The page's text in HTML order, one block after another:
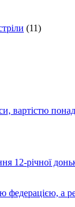
(11)
вартістю
12-річної
федерацією,